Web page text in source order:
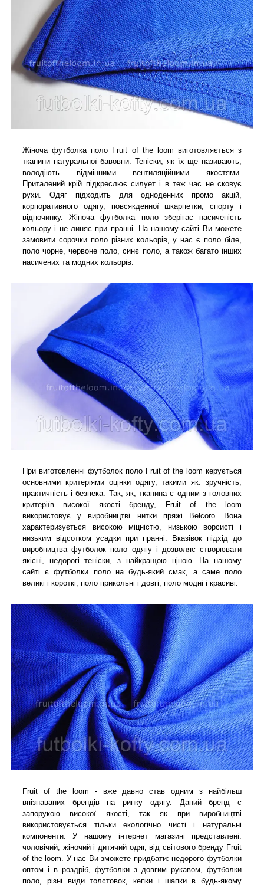
Жіноча футболка поло Fruit of the loom виготовляється з
тканини натуральної бавовни. Теніски, як їх ще називають,
володіють відмінними вентиляційними якостями.
Приталений крій підкреслює силует і в теж час не сковує
рухи. Одяг підходить для одноденних промо акцій,
корпоративного одягу, повсякденної шкарпетки, спорту і
відпочинку. Жіноча футболка поло зберігає насиченість
кольору і не линяє при пранні. На нашому сайті Ви можете
замовити сорочки поло різних кольорів, у нас є поло біле,
поло чорне, червоне поло, синє поло, а також багато інших
насичених та модних кольорів.
При виготовленні футболок поло Fruit of the loom керується
основними критеріями оцінки одягу, такими як: зручність,
практичність і безпека. Так, як, тканина є одним з головних
критеріїв високої якості бренду, Fruit of the loom
використовує у виробництві нитки пряжі Belcoro. Вона
характеризується високою міцністю, низькою ворсисті і
низьким відсотком усадки при пранні. Вказівок підхід до
виробництва футболок поло одягу і дозволяє створювати
якісні, недорогі теніски, з найкращою ціною. На нашому
сайті є футболки поло на будь-який смак, а саме поло
великі і короткі, поло прикольні і довгі, поло модні і красиві.
Fruit of the loom - вже давно став одним з найбільш
впізнаваних брендів на ринку одягу. Даний бренд є
запорукою високої якості, так як при виробництві
використовується тільки екологічно чисті і натуральні
компоненти. У нашому інтернет магазині представлені:
чоловічий, жіночий і дитячий одяг, від світового бренду Fruit
of the loom. У нас Ви зможете придбати: недорого футболки
оптом і в роздріб, футболки з довгим рукавом, футболки
поло, різні види толстовок, кепки і шапки в будь-якому